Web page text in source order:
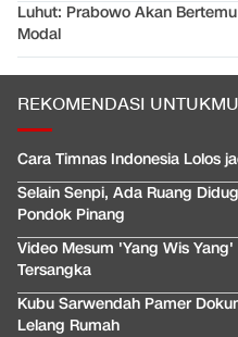
Luhut: Prabowo Akan
Modal
REKOMENDASI UNTUKMU
Cara Timnas Indonesia Lolos
Selain Senpi, Ada Ruang
Pondok Pinang
Video Mesum 'Yang Wis
Tersangka
Kubu Sarwendah Pamer
Lelang Rumah